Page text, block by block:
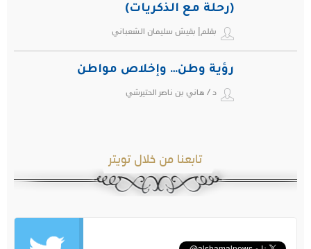
(رحلة مع الذكريات)
بقلم| بقيش سليمان الشعباني
رؤية وطن… وإخلاص مواطن
د / هاني بن ناصر الحتيرشي
تابعنا من خلال تويتر